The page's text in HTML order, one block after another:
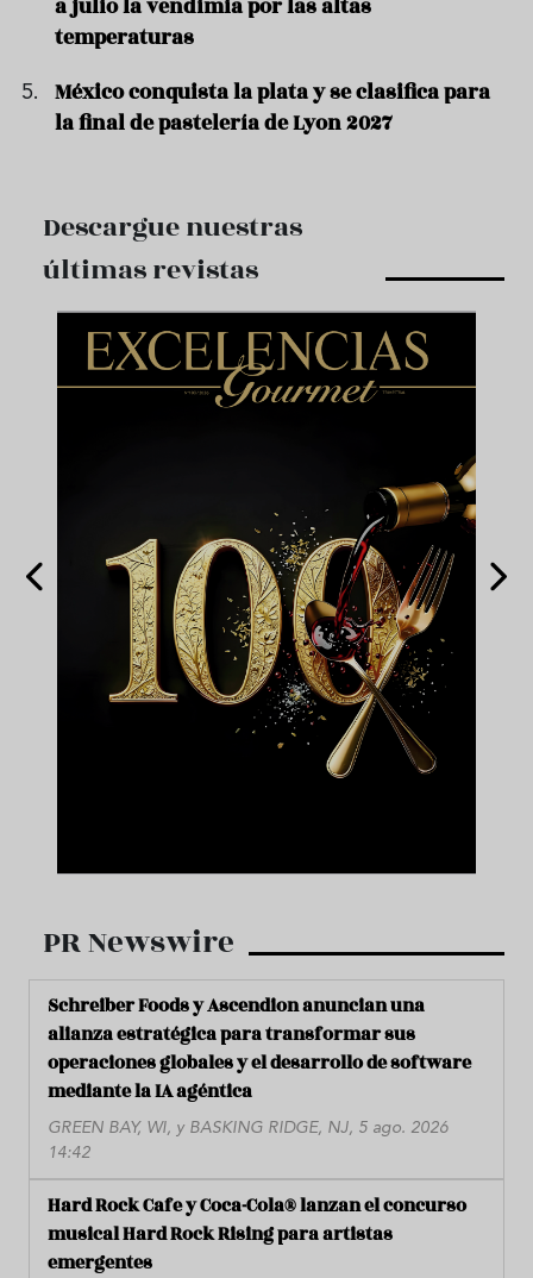
a julio la vendimia por las altas
temperaturas
México conquista la plata y se clasifica para
la final de pastelería de Lyon 2027
Descargue nuestras
últimas revistas
PR Newswire
Schreiber Foods y Ascendion anuncian una
alianza estratégica para transformar sus
operaciones globales y el desarrollo de software
mediante la IA agéntica
GREEN BAY, WI, y BASKING RIDGE, NJ, 5 ago. 2026
14:42
Hard Rock Cafe y Coca-Cola® lanzan el concurso
musical Hard Rock Rising para artistas
emergentes